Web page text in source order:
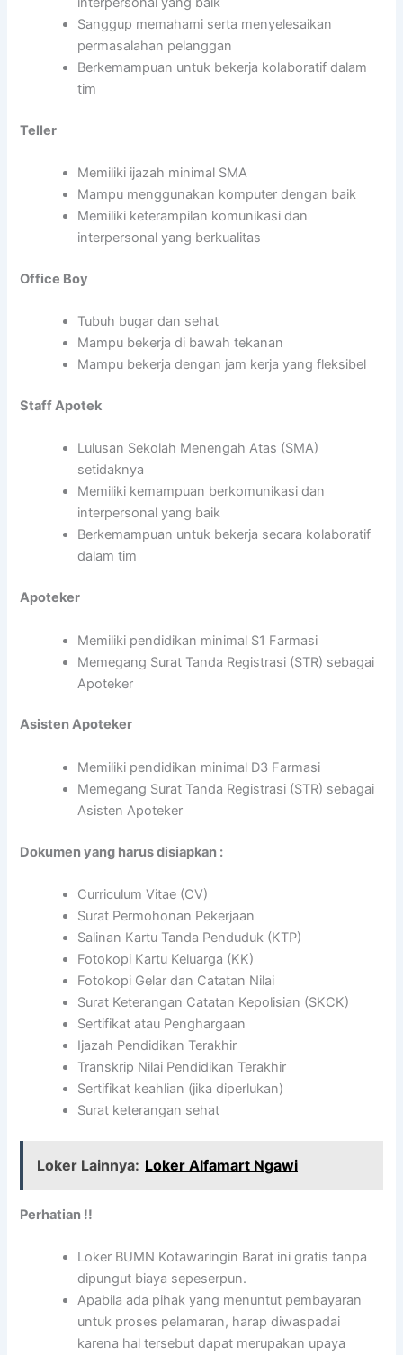
Sanggup memahami serta menyelesaikan
permasalahan pelanggan
Berkemampuan untuk bekerja kolaboratif dalam
tim
Teller
Memiliki ijazah minimal SMA
Mampu menggunakan komputer dengan baik
Memiliki keterampilan komunikasi dan
interpersonal yang berkualitas
Office Boy
Tubuh bugar dan sehat
Mampu bekerja di bawah tekanan
Mampu bekerja dengan jam kerja yang fleksibel
Staff Apotek
Lulusan Sekolah Menengah Atas (SMA)
setidaknya
Memiliki kemampuan berkomunikasi dan
interpersonal yang baik
Berkemampuan untuk bekerja secara kolaboratif
dalam tim
Apoteker
Memiliki pendidikan minimal S1 Farmasi
Memegang Surat Tanda Registrasi (STR) sebagai
Apoteker
Asisten Apoteker
Memiliki pendidikan minimal D3 Farmasi
Memegang Surat Tanda Registrasi (STR) sebagai
Asisten Apoteker
Dokumen yang harus disiapkan :
Curriculum Vitae (CV)
Surat Permohonan Pekerjaan
Salinan Kartu Tanda Penduduk (KTP)
Fotokopi Kartu Keluarga (KK)
Fotokopi Gelar dan Catatan Nilai
Surat Keterangan Catatan Kepolisian (SKCK)
Sertifikat atau Penghargaan
Ijazah Pendidikan Terakhir
Transkrip Nilai Pendidikan Terakhir
Sertifikat keahlian (jika diperlukan)
Surat keterangan sehat
Loker Lainnya: Loker Alfamart Ngawi
Perhatian !!
Loker BUMN Kotawaringin Barat ini gratis tanpa
dipungut biaya sepeserpun.
Apabila ada pihak yang menuntut pembayaran
untuk proses pelamaran, harap diwaspadai
karena hal tersebut dapat merupakan upaya